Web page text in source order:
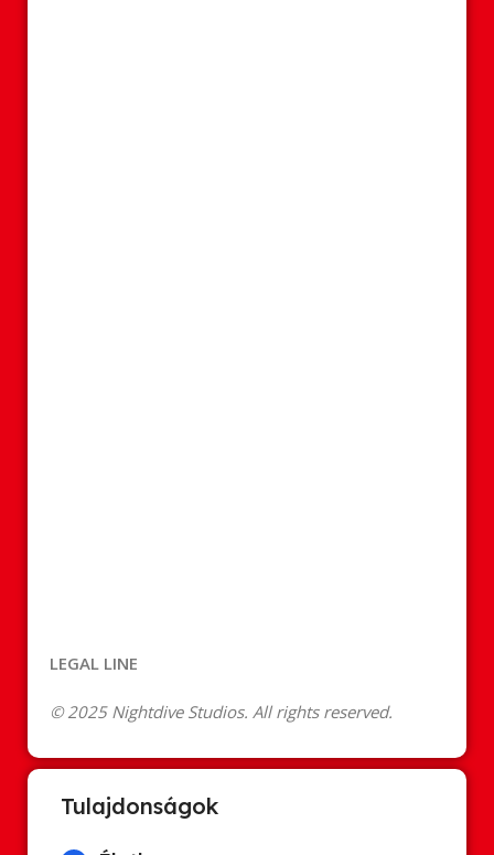
LEGAL LINE
© 2025 Nightdive Studios. All rights reserved.
Tulajdonságok